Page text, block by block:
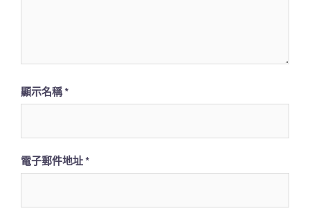
顯示名稱*
電子郵件地址 *